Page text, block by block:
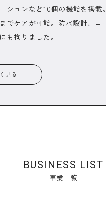
ションなど10個の機能を搭載
でケアが可能。防水設計、コ
も拘りました。
見る
BUSINESS LIST
事業一覧